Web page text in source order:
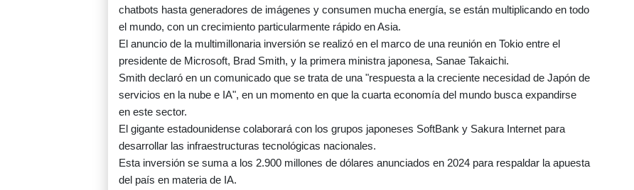
chatbots hasta generadores de imágenes y consumen mucha energía, se están multiplicando en todo
el mundo, con un crecimiento particularmente rápido en Asia.
El anuncio de la multimillonaria inversión se realizó en el marco de una reunión en Tokio entre el
presidente de Microsoft, Brad Smith, y la primera ministra japonesa, Sanae Takaichi.
Smith declaró en un comunicado que se trata de una "respuesta a la creciente necesidad de Japón de
servicios en la nube e IA", en un momento en que la cuarta economía del mundo busca expandirse
en este sector.
El gigante estadounidense colaborará con los grupos japoneses SoftBank y Sakura Internet para
desarrollar las infraestructuras tecnológicas nacionales.
Esta inversión se suma a los 2.900 millones de dólares anunciados en 2024 para respaldar la apuesta
del país en materia de IA.